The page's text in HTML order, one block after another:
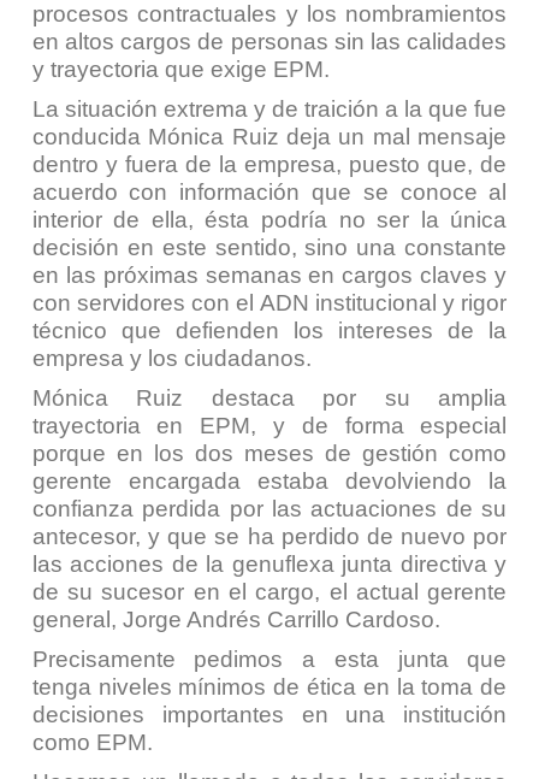
procesos contractuales y los nombramientos
en altos cargos de personas sin las calidades
y trayectoria que exige EPM.
La situación extrema y de traición a la que fue
conducida Mónica Ruiz deja un mal mensaje
dentro y fuera de la empresa, puesto que, de
acuerdo con información que se conoce al
interior de ella, ésta podría no ser la única
decisión en este sentido, sino una constante
en las próximas semanas en cargos claves y
con servidores con el ADN institucional y rigor
técnico que defienden los intereses de la
empresa y los ciudadanos.
Mónica Ruiz destaca por su amplia
trayectoria en EPM, y de forma especial
porque en los dos meses de gestión como
gerente encargada estaba devolviendo la
confianza perdida por las actuaciones de su
antecesor, y que se ha perdido de nuevo por
las acciones de la genuflexa junta directiva y
de su sucesor en el cargo, el actual gerente
general, Jorge Andrés Carrillo Cardoso.
Precisamente pedimos a esta junta que
tenga niveles mínimos de ética en la toma de
decisiones importantes en una institución
como EPM.